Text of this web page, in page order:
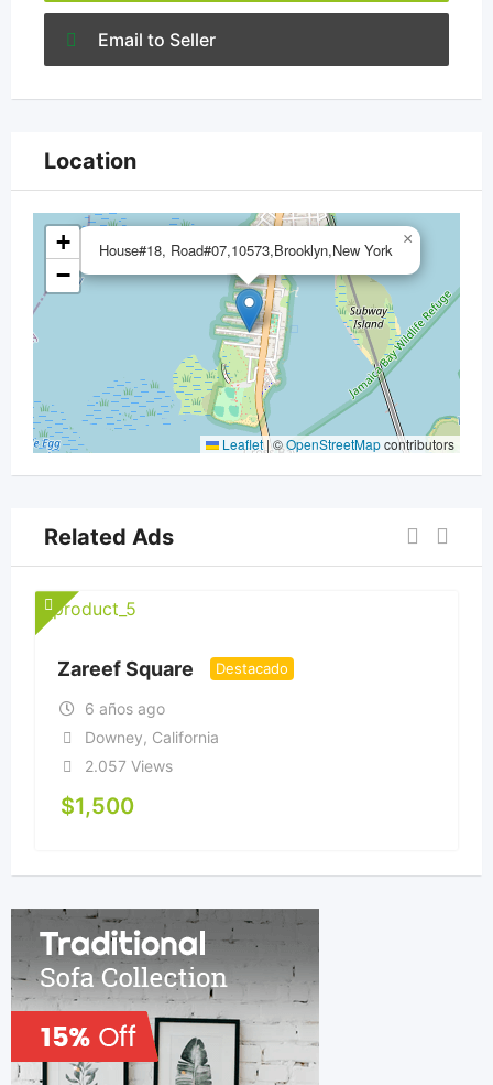
Email to Seller
Location
House#18, Road#07,10573,Brooklyn,New York
×
+
−
Leaflet |©OpenStreetMapcontributors
Related Ads
Zareef Square Destacado
6 años ago
Downey, California
2.057 Views
$1,500